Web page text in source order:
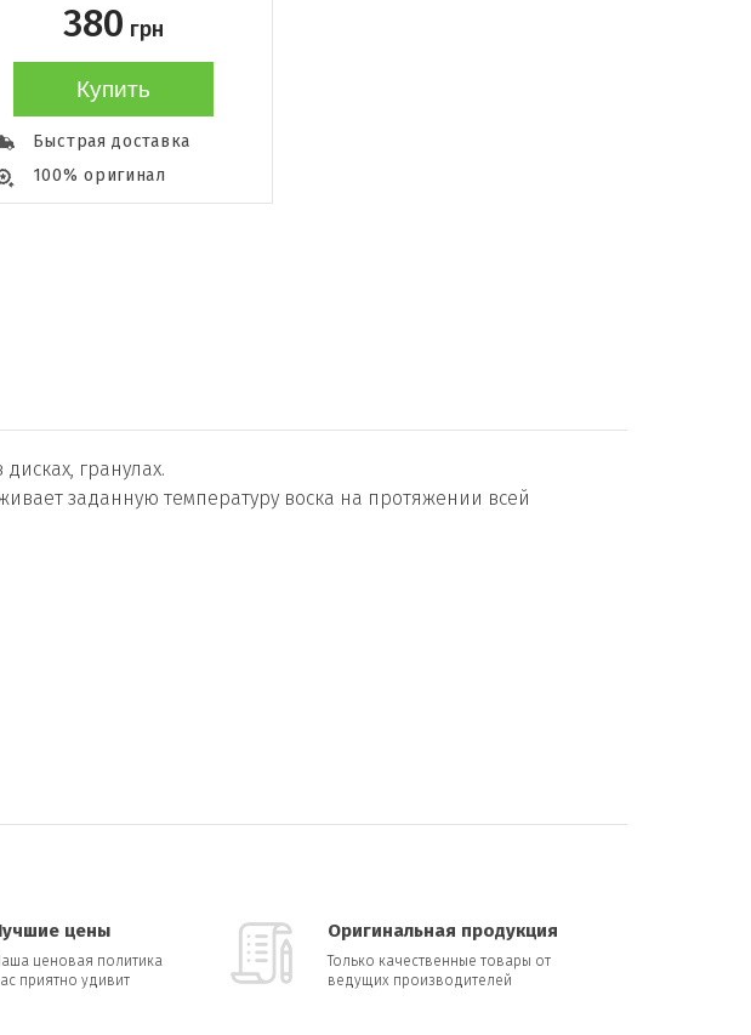
380 грн
Купить
Быстрая доставка
100% оригинал
гранулах.
заданную температуру воска на протяжении всей
цены
ценовая политика
приятно удивит
Оригинальная продукция
Только качественные товары от
ведущих производителей